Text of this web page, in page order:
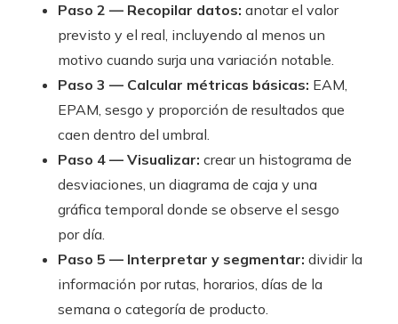
Paso 2 — Recopilar datos: anotar el valor
previsto y el real, incluyendo al menos un
motivo cuando surja una variación notable.
Paso 3 — Calcular métricas básicas: EAM,
EPAM, sesgo y proporción de resultados que
caen dentro del umbral.
Paso 4 — Visualizar: crear un histograma de
desviaciones, un diagrama de caja y una
gráfica temporal donde se observe el sesgo
por día.
Paso 5 — Interpretar y segmentar: dividir la
información por rutas, horarios, días de la
semana o categoría de producto.